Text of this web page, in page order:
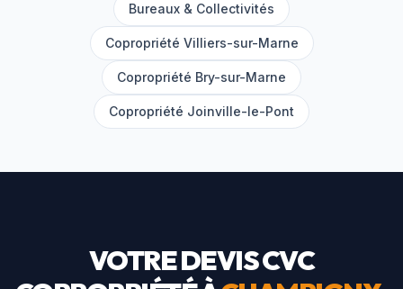
Bureaux & Collectivités
Copropriété Villiers-sur-Marne
Copropriété Bry-sur-Marne
Copropriété Joinville-le-Pont
VOTRE DEVIS CVC